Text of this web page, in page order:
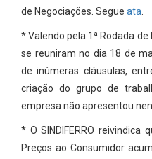
de Negociações. Segue ata
* Valendo pela 1ª Rodada de
se reuniram no dia 18 de
de inúmeras cláusulas,
criação do grupo de
empresa não apresentou
* O SINDIFERRO reivindica
Preços ao Consumidor